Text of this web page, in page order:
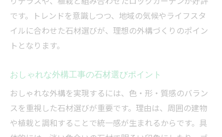
防犯性も兼ねた石材外構の魅力とは
外構工事で防犯性を高める石材活用法
外構工事の石材で叶える安心な暮らし
保
外構工事の防犯性強化に効果的な石材配置
外構工事で選ぶ防犯に強い石材の特徴
機能美あふれる庭づくりの秘訣を解説
です。トレンドを意識しつつ、地域の気候やライフスタ
イルに合わせた石材選びが、理想の外構づくりのポイン
トとなります。
おしゃれな外構工事の石材選びポイント
おしゃれな外構を実現するには、色・形・質感のバラン
スを重視した石材選びが重要です。理由は、周囲の建物
や植栽と調和することで統一感が生まれるからです。具